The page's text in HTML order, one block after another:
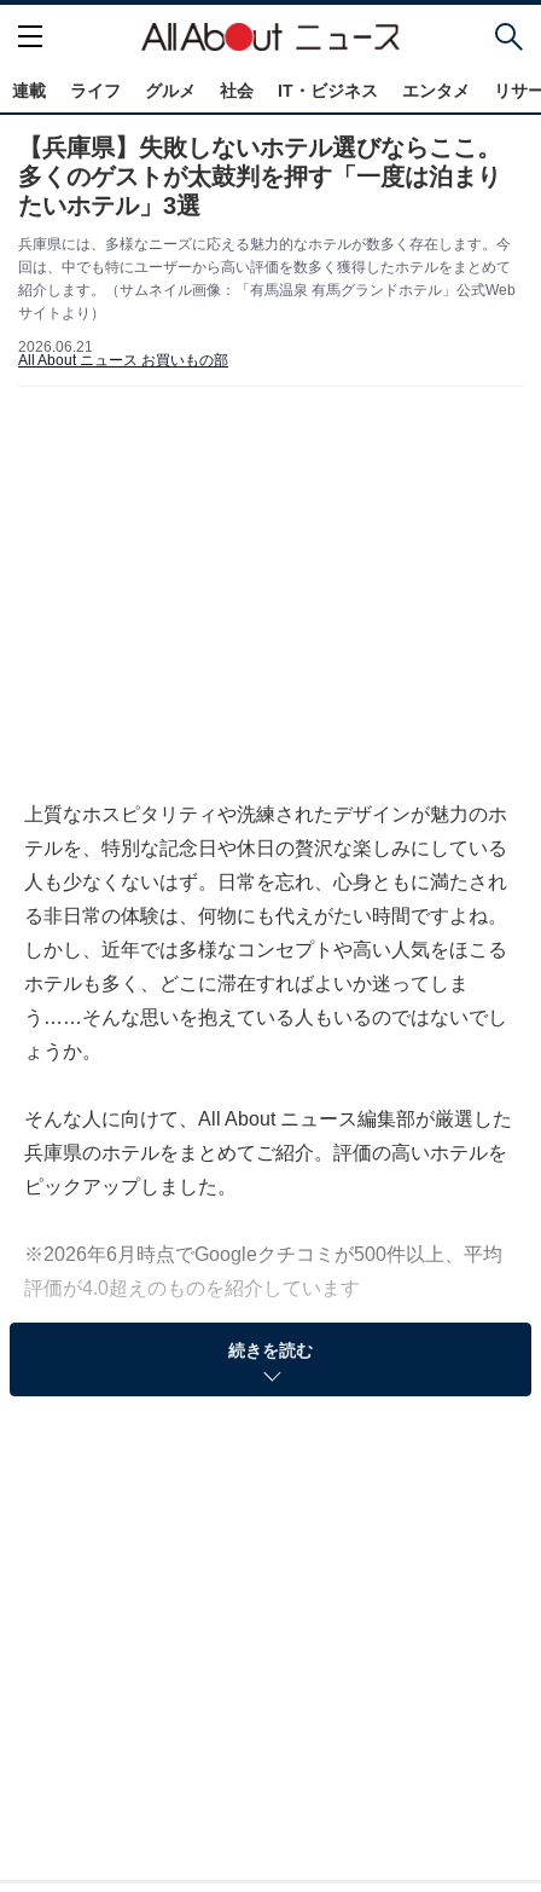
連載 ライフ グルメ 社会 IT・ビジネス エンタメ リサ
【兵庫県】失敗しないホテル選びならここ。
多くのゲストが太鼓判を押す「一度は泊まり
たいホテル」3選
兵庫県には、多様なニーズに応える魅力的なホテルが数多く存在します。今
回は、中でも特にユーザーから高い評価を数多く獲得したホテルをまとめて
紹介します。（サムネイル画像：「有馬温泉 有馬グランドホテル」公式Web
サイトより）
2026.06.21
All About ニュース お買いもの部
上質なホスピタリティや洗練されたデザインが魅力のホ
テルを、特別な記念日や休日の贅沢な楽しみにしている
人も少なくないはず。日常を忘れ、心身ともに満たされ
る非日常の体験は、何物にも代えがたい時間ですよね。
しかし、近年では多様なコンセプトや高い人気をほこる
ホテルも多く、どこに滞在すればよいか迷ってしま
う……そんな思いを抱えている人もいるのではないでし
ょうか。
そんな人に向けて、All About ニュース編集部が厳選した
兵庫県のホテルをまとめてご紹介。評価の高いホテルを
ピックアップしました。
※2026年6月時点でGoogleクチコミが500件以上、平均
評価が4.0超えのものを紹介しています
この記事の執筆者： All About ニュース お買
いもの部
続きを読む